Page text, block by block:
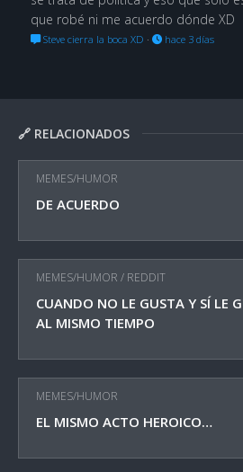
🔗 RELACIONADOS
MEMES/HUMOR
DE ACUERDO
MEMES/HUMOR / REDDIT
CUANDO NO LE GUSTA Y SÍ LE
AL MISMO TIEMPO
MEMES/HUMOR
EL MISMO ACTO HEROICO…
que robé ni me acuerdo dónde XD
Steve cierra la boca XD · hace 3 días